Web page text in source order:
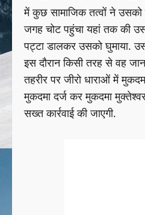
में कुछ सामाजिक तत्वों ने
जगह चोट पहुंचा यहां तक की
पट्टा डालकर उसको घुमाया.
इस दौरान किसी तरह से वह
तहरीर पर जीरो धाराओं में
मुकदमा दर्ज कर मुकदमा
सख्त कार्रवाई की जाएगी.